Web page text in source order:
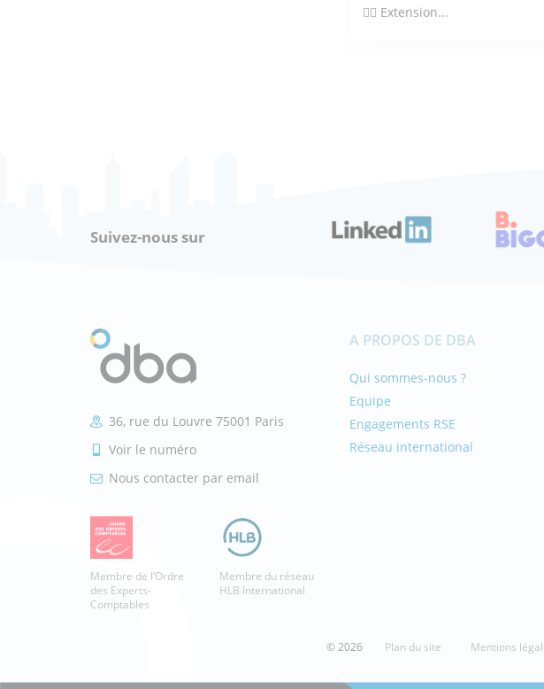
👉🏼 Extension...
Suivez-nous sur
36, rue du Louvre 75001 Paris
Voir le numéro
Nous contacter par email
Membre de l’Ordre
des Experts-
Comptables
Membre du réseau
HLB International
A PROPOS DE DBA
Qui sommes-nous ?
Equipe
Engagements RSE
Réseau international
© 2026 Plan du site Mentions